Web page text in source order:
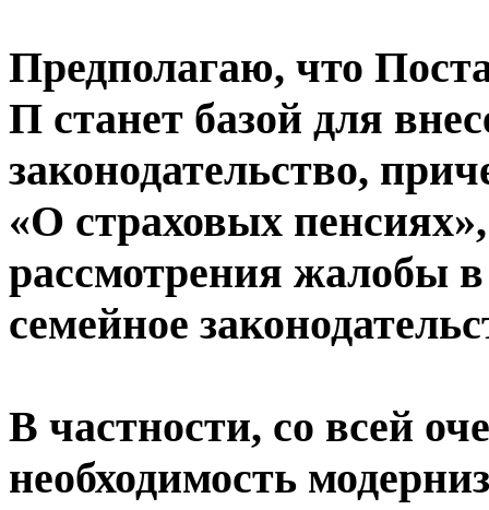
Предполагаю, что
П станет базой для
законодательство,
«О страховых
рассмотрения жалобы
семейное
В частности, со всей
необходимость